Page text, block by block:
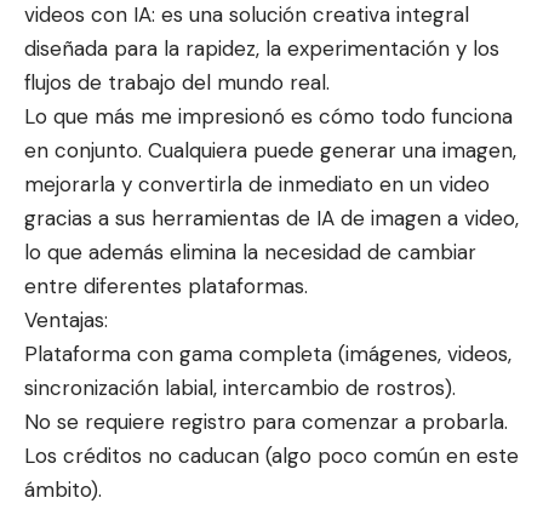
videos con IA: es una solución creativa integral
diseñada para la rapidez, la experimentación y los
flujos de trabajo del mundo real.
Lo que más me impresionó es cómo todo funciona
en conjunto. Cualquiera puede generar una imagen,
mejorarla y convertirla de inmediato en un video
gracias a sus herramientas de IA de imagen a video,
lo que además elimina la necesidad de cambiar
entre diferentes plataformas.
Ventajas:
Plataforma con gama completa (imágenes, videos,
sincronización labial, intercambio de rostros).
No se requiere registro para comenzar a probarla.
Los créditos no caducan (algo poco común en este
ámbito).